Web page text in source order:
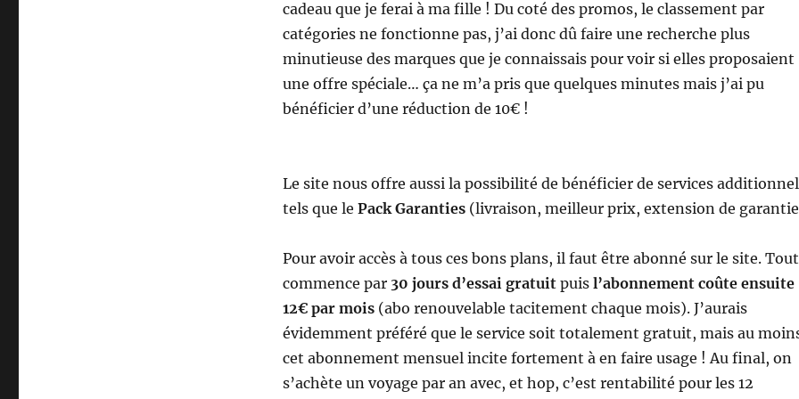
cadeau que je ferai à ma fille ! Du coté des promos, le classement par
catégories ne fonctionne pas, j’ai donc dû faire une recherche plus
minutieuse des marques que je connaissais pour voir si elles proposaient
une offre spéciale… ça ne m’a pris que quelques minutes mais j’ai pu
bénéficier d’une réduction de 10€ !
Le site nous offre aussi la possibilité de bénéficier de services
tels que le Pack Garanties(livraison, meilleur prix, extension de
Pour avoir accès à tous ces bons plans, il faut être abonné sur le site. Tout
commence par 30 jours d’essai gratuit puis l’abonnement coûte ensuite
12€ par mois(abo renouvelable tacitement chaque mois). J’aurais
évidemment préféré que le service soit totalement gratuit, mais au
cet abonnement mensuel incite fortement à en faire usage ! Au final, on
s’achète un voyage par an avec, et hop, c’est rentabilité pour les 12